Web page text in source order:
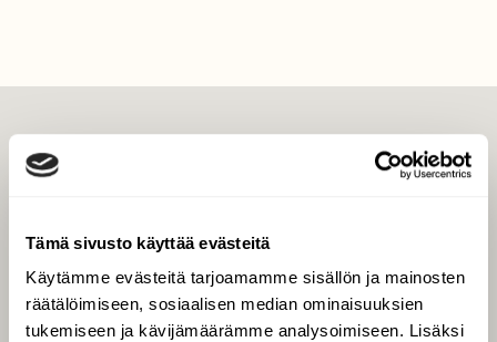
Tämä sivusto käyttää evästeitä
Käytämme evästeitä tarjoamamme sisällön ja mainosten
räätälöimiseen, sosiaalisen median ominaisuuksien
tukemiseen ja kävijämäärämme analysoimiseen. Lisäksi
Tilaa digilukuoikeus
Äänestä parasta juttua
Tilaa uutiskirje